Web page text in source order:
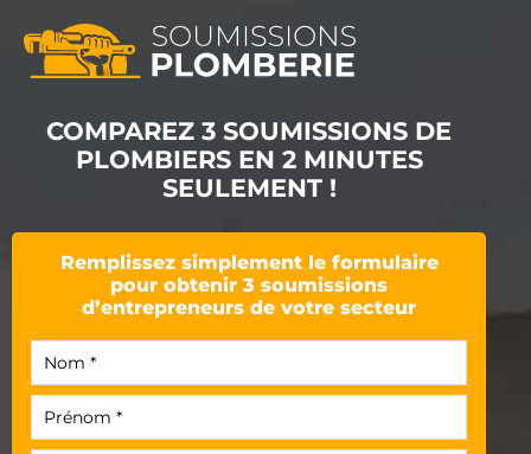
COMPAREZ 3 SOUMISSIONS DE
PLOMBIERS EN 2 MINUTES
SEULEMENT !
Remplissez simplement le formulaire
pour obtenir 3 soumissions
d’entrepreneurs de votre secteur